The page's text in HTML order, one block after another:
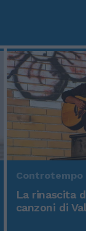
Controtempo
La rinascita
canzoni di